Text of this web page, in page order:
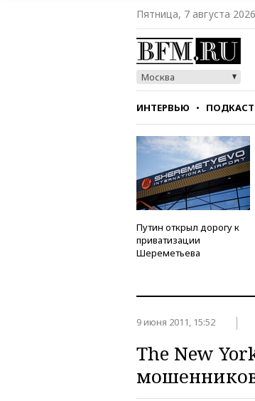
Пятница, 7 августа 2026
Москва
ИНТЕРВЬЮ
СТИЛЬ ТЕСТЫ
Путин открыл дорогу к
приватизации
Шереметьева
9 июня 2011, 15:52
The New